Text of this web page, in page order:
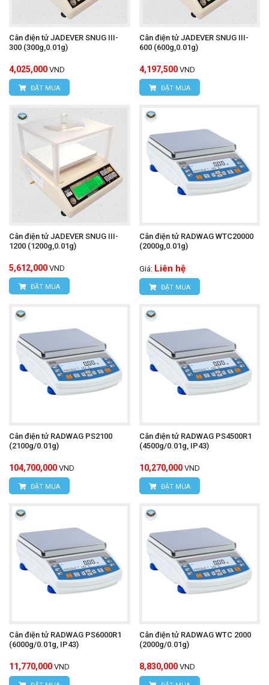
Cân điện tử JADEVER SNUG III-
300 (300g,0.01g)
4,025,000 VND
ĐẶT MUA
Cân điện tử JADEVER SNUG III-
600 (600g,0.01g)
4,197,500 VND
ĐẶT MUA
Cân điện tử JADEVER SNUG III-
1200 (1200g,0.01g)
5,612,000 VND
ĐẶT MUA
Cân điện tử RADWAG WTC20000
(2000g,0.01g)
Giá: Liên hệ
ĐẶT MUA
Cân điện tử RADWAG PS2100
(2100g/0.01g)
104,700,000 VND
ĐẶT MUA
Cân điện tử RADWAG PS4500R1
(4500g/0.01g, IP43)
10,270,000 VND
ĐẶT MUA
Cân điện tử RADWAG PS6000R1
(6000g/0.01g, IP43)
11,770,000 VND
Cân điện tử RADWAG WTC 2000
(2000g/0.01g)
8,830,000 VND